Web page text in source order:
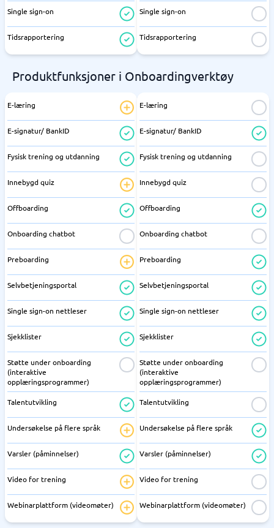
Single sign-on
Tidsrapportering
Single sign-on
Tidsrapportering
Produktfunksjoner i Onboardingverktøy
E-læring
E-signatur/ BankID
Fysisk trening og utdanning
Innebygd quiz
Offboarding
Onboarding chatbot
Preboarding
Selvbetjeningsportal
Single sign-on nettleser
Sjekklister
Støtte under onboarding
(interaktive
opplæringsprogrammer)
Talentutvikling
Undersøkelse på flere språk
Varsler (påminnelser)
Video for trening
Webinarplattform (videomøter)
E-læring
E-signatur/ BankID
Fysisk trening og utdanning
Innebygd quiz
Offboarding
Onboarding chatbot
Preboarding
Selvbetjeningsportal
Single sign-on nettleser
Sjekklister
Støtte under onboarding
(interaktive
opplæringsprogrammer)
Talentutvikling
Undersøkelse på flere språk
Varsler (påminnelser)
Video for trening
Webinarplattform (videomøter)